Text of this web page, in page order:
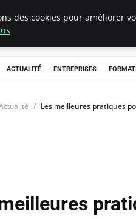
De
ACTUALITÉ ENTREPRISES
Les meilleures pratiques
des cookies pour améliorer